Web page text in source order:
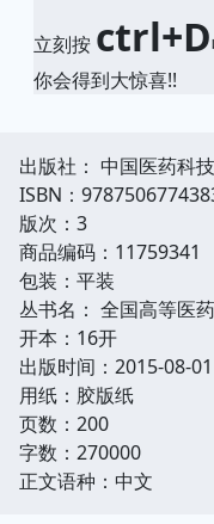
立刻按 ctrl+D
你会得到大惊喜!!
出版社： 中国医药科
ISBN：
版次：3
商品编码：11759341
包装：平装
丛书名： 全国高等医
开本：16开
出版时间：2015-08-01
用纸：胶版纸
页数：200
字数：270000
正文语种：中文